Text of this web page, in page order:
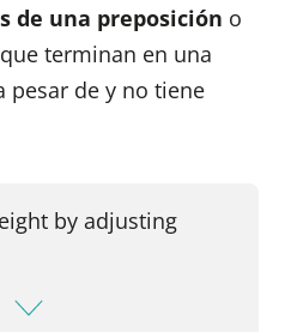
de una preposición o
terminan en una
pesar de y no tiene
by adjusting